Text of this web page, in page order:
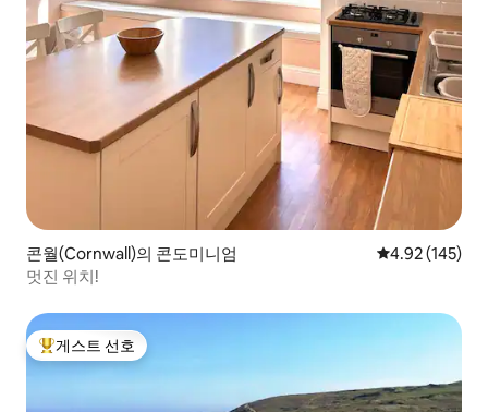
콘월(Cornwall)의 콘도미니엄 평점 4.92점(5
4.92 (145)
멋진 위치!
상위 게스트 선호
게스트 선호